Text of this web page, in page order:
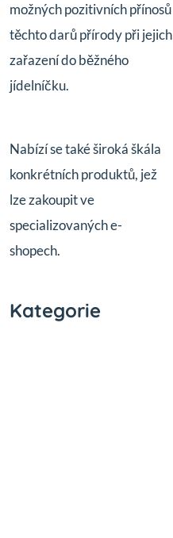
možných pozitivních přínosů
těchto darů přírody při jejich
zařazení do běžného
jídelníčku.
Nabízí se také široká škála
konkrétních produktů, jež
lze zakoupit ve
specializovaných e-
shopech.
Kategorie